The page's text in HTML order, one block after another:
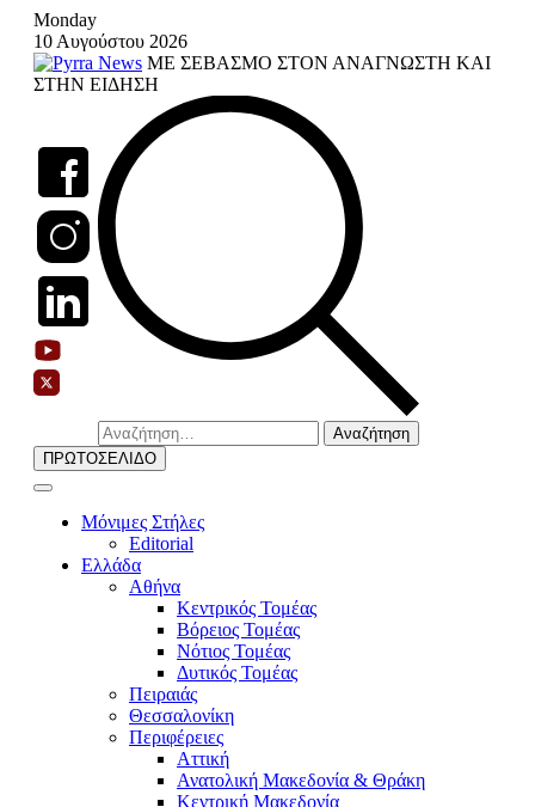
Skip
content
Monday
10 Αυγούστου 2026
ΜΕ ΣΕΒΑΣΜΟ ΣΤΟΝ ΑΝΑΓΝΩΣΤΗ ΚΑΙ
ΣΤΗΝ ΕΙΔΗΣΗ
Αναζήτηση
για:
ΠΡΩΤΟΣΕΛΙΔΟ
Μόνιμες Στήλες
Editorial
Ελλάδα
Αθήνα
Κεντρικός Τομέας
Βόρειος Τομέας
Νότιος Τομέας
Δυτικός Τομέας
Πειραιάς
Θεσσαλονίκη
Περιφέρειες
Αττική
Ανατολική Μακεδονία & Θράκη
Κεντρική Μακεδονία